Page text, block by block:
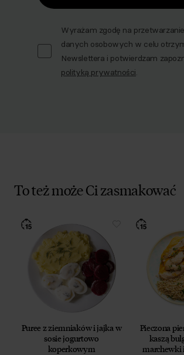
Wyrażam zgodę na
danych osobowych w celu
Newslettera i potwierdzam
polityką prywatności.
To też może Ci zasmakować
Puree z ziemniaków i jajka w
sosie jogurtowo
koperkowym
Pieczona
kaszą
marchewki